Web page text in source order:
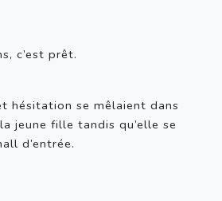
c’est prêt.
hésitation se mêlaient dans
jeune fille tandis qu’elle se
d’entrée.